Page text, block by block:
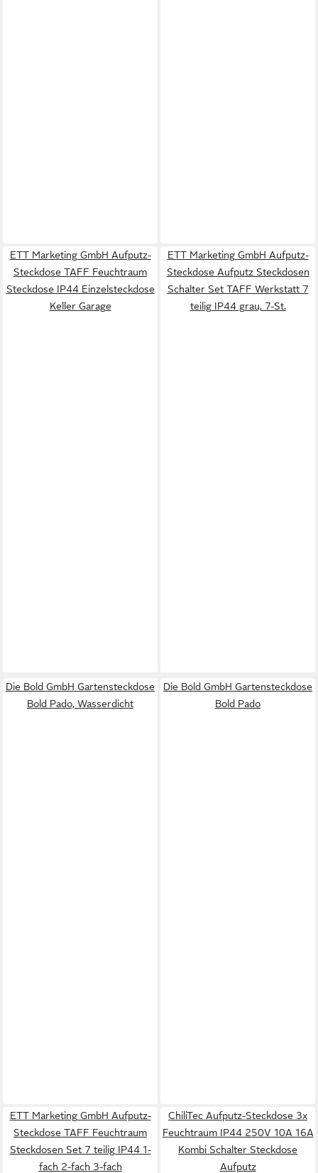
ETT Marketing GmbH Aufputz-
Steckdose TAFF Feuchtraum
Steckdose IP44 Einzelsteckdose
Keller Garage
ETT Marketing GmbH Aufputz-
Steckdose Aufputz Steckdosen
Schalter Set TAFF Werkstatt 7
teilig IP44 grau, 7-St.
Die Bold GmbH Gartensteckdose
Bold Pado, Wasserdicht
Die Bold GmbH Gartensteckdose
Bold Pado
ETT Marketing GmbH Aufputz-
Steckdose TAFF Feuchtraum
Steckdosen Set 7 teilig IP44 1-
fach 2-fach 3-fach
ChiliTec Aufputz-Steckdose 3x
Feuchtraum IP44 250V 10A 16A
Kombi Schalter Steckdose
Aufputz